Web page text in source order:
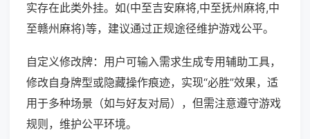
实存在此类外挂。如(中至吉安麻将,中至抚州麻将,中
至赣州麻将)等，建议通过正规途径维护游戏公平。
自定义修改牌：用户可输入需求生成专用辅助工具，
修改自身牌型或隐藏操作痕迹，实现“必胜”效果，适
用于多种场景（如与好友对局），但需注意遵守游戏
规则，维护公平环境。